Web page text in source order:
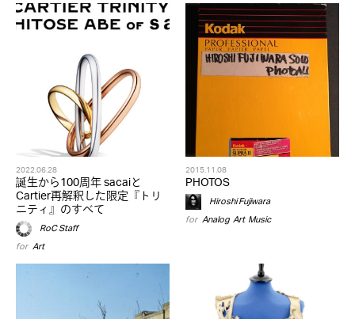
2022.06.28
誕生から100周年 sacaiと
Cartier再解釈した限定『トリ
ニティ』のすべて
RoC Staff
for Art
2015.11.08
PHOTOS
Hiroshi Fujiwara
for Analog,Art,Music